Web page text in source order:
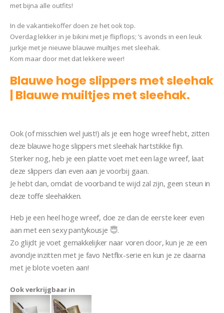
met bijna alle outfits!
In de vakantiekoffer doen ze het ook top.
Overdag lekker in je bikini met je flipflops; ’s avonds in een leuk
jurkje met je nieuwe blauwe muiltjes met sleehak.
Kom maar door met dat lekkere weer!
Blauwe hoge slippers met sleehak
| Blauwe muiltjes met sleehak.
Ook (of misschien wel juist!) als je een hoge wreef hebt, zitten
deze blauwe hoge slippers met sleehak hartstikke fijn.
Sterker nog, heb je een platte voet met een lage wreef, laat
deze slippers dan even aan je voorbij gaan.
Je hebt dan, omdat de voorband te wijd zal zijn, geen steun in
deze toffe sleehakken.
Heb je een heel hoge wreef, doe ze dan de eerste keer even
aan met een sexy pantykousje 😇.
Zo glijdt je voet gemakkelijker naar voren door, kun je ze een
avondje inzitten met je favo Netflix-serie en kun je ze daarna
met je blote voeten aan!
Ook verkrijgbaar in